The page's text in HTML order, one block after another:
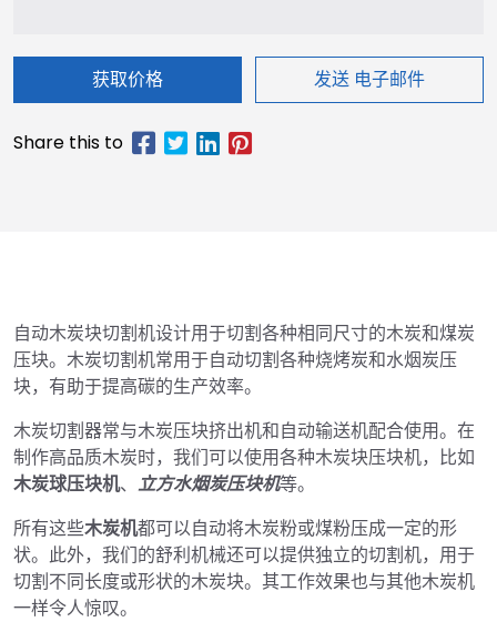
获取价格 发送 电子邮件
自动木炭块切割机设计用于切割各种相同尺寸的木炭和煤炭
压块。木炭切割机常用于自动切割各种烧烤炭和水烟炭压
块，有助于提高碳的生产效率。
木炭切割器常与木炭压块挤出机和自动输送机配合使用。在
制作高品质木炭时，我们可以使用各种木炭块压块机，比如
木炭球压块机、 立方水烟炭压块机等。
所有这些木炭机都可以自动将木炭粉或煤粉压成一定的形
状。此外，我们的舒利机械还可以提供独立的切割机，用于
切割不同长度或形状的木炭块。其工作效果也与其他木炭机
一样令人惊叹。